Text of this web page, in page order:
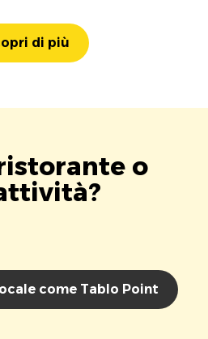
di più
o
come Tablo Point